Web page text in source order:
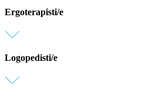
Ergoterapisti/e
Logopedisti/e